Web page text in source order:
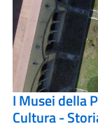
I Musei della
Cultura -